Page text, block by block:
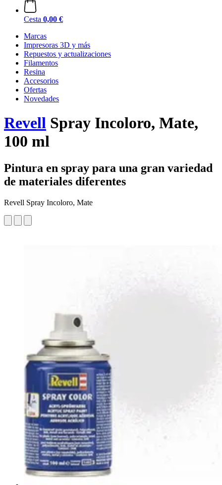
Cesta 0,00 €
Marcas
Impresoras 3D y más
Repuestos y actualizaciones
Filamentos
Resina
Accesorios
Ofertas
Novedades
Revell Spray Incoloro, Mate,
100 ml
Pintura en spray para una gran variedad
de materiales diferentes
Revell Spray Incoloro, Mate